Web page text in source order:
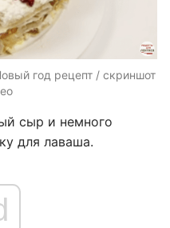
год рецепт / скриншот
сыр и немного
для лаваша.